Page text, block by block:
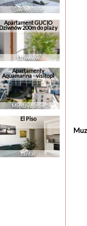
Świnoujście
Apartament GUCIO
Dziwnów 200m do plaży
Dziwnów
Apartamenty
Aquamarina - visitopl
Międzyzdroje
El Piso
Jantar